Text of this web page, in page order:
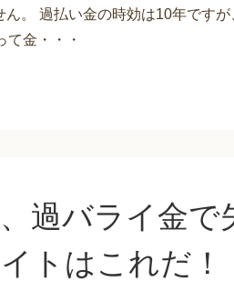
。 過払い金の時効は10年です
金・・・
過バライ金で
トはこれだ！